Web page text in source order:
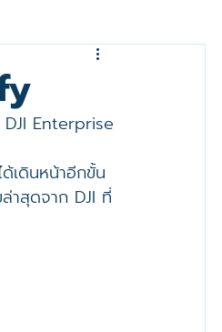
30 Series
L3 software
Enterprise
เดินหน้าอีกขั้น
าสุดจาก DJI ที่